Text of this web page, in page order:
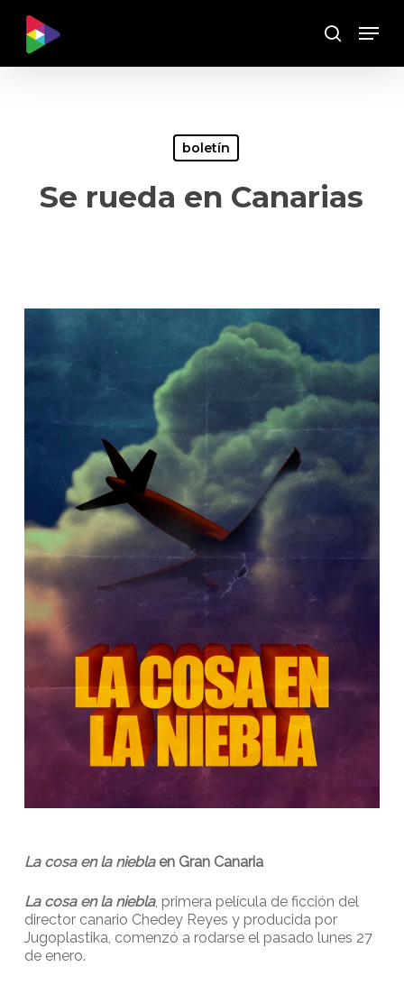
main
Buscar
Menu
boletín
Se rueda en Canarias
La cosa en la niebla en Gran Canaria
La cosa en la niebla, primera película de ficción del
director canario Chedey Reyes y producida por
Jugoplastika, comenzó a rodarse el pasado lunes 27
de enero.